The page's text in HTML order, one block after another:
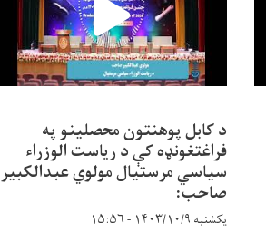
د کابل پوهنتون محصلینو په
فراغتغونډه کې د ریاست الوزراء
سیاسي مرستیال مولوي عبدالکبیر
صاحب:
یکشنبه ۱۴۰۳/۱۰/۹ - ۱۵:۵۶